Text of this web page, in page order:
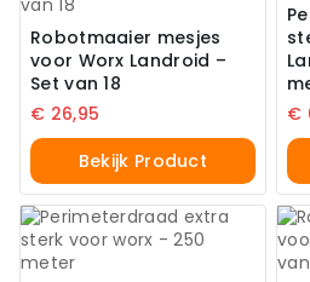
Robotmaaier mesjes
voor Worx Landroid –
Set van 18
€ 26,95
Bekijk Product
€